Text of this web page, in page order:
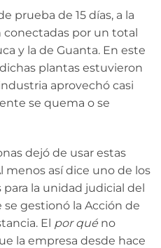
prueba de 15 días, a la
por un total
y la de Guanta. En este
plantas estuvieron
aprovechó casi
se quema o se
dejó de usar estas
menos así dice uno de los
para la unidad judicial del
gestionó la Acción de
El por qué no
la empresa desde hace